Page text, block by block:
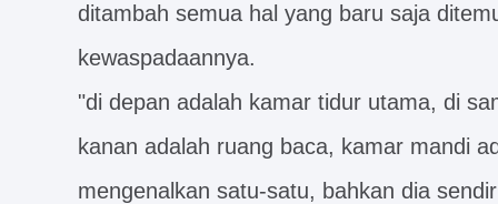
ditambah semua hal yang baru saja
kewaspadaannya.
"di depan adalah kamar tidur utama, di
kanan adalah ruang baca, kamar mandi
mengenalkan satu-satu, bahkan dia